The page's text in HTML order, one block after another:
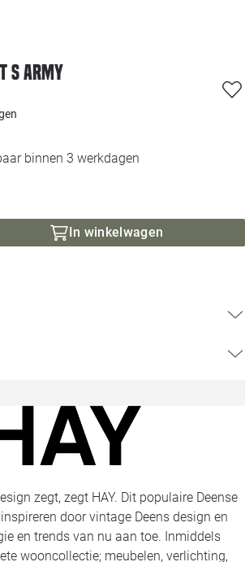
S army
binnen 3 werkdagen
In winkelwagen
zegt, zegt HAY. Dit populaire Deense
door vintage Deens design en
en trends van nu aan toe. Inmiddels
wooncollectie; meubelen, verlichting,